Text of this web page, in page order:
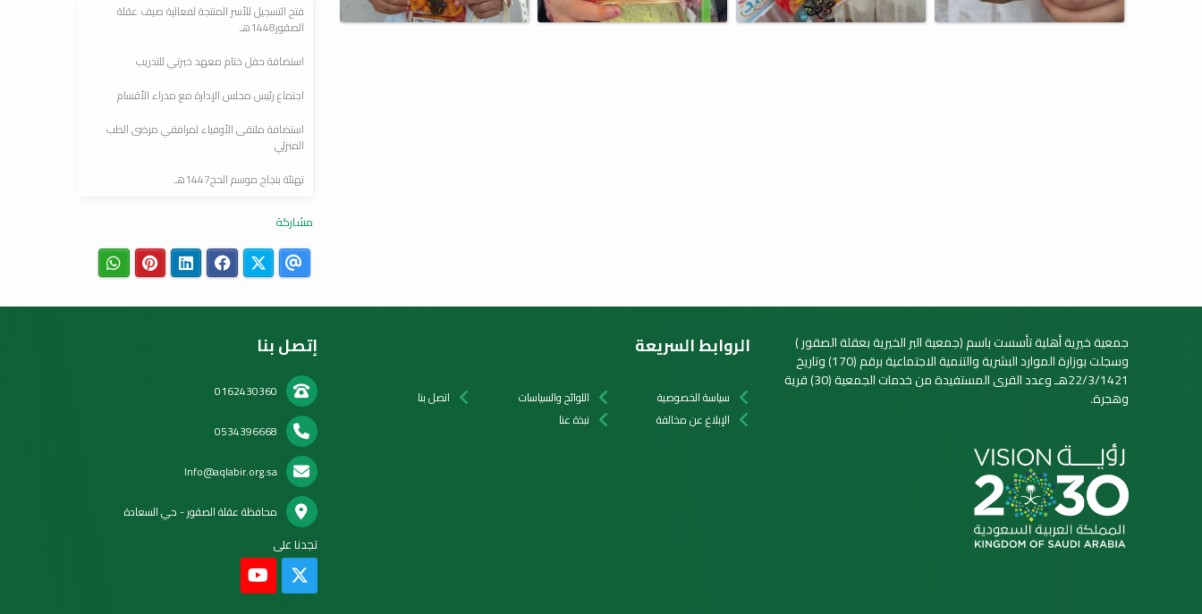
فتح التسجيل للأسر المنتجة لفعالية صيف عقلة
الصقور1448هـ
استضافة حفل ختام معهد خبرتي للتدريب
اجتماع رئيس مجلس الإدارة مع مدراء الأقسام
استضافة ملتقى الأوفياء لمرافقي مرضى الطب
المنزلي
تهنئة بنجاح موسم الحج1447هـ
مشاركة
جمعية خيرية أهلية تأسست باسم (جمعية البر الخيرية بعقلة الصقور )
وسجلت بوزارة الموارد البشرية والتنمية الاجتماعية برقم (170) وتاريخ
22/3/1421هـ وعدد القرى المستفيدة من خدمات الجمعية (30) قرية
وهجرة.
الروابط السريعة
سياسة الخصوصية
الإبلاغ عن مخالفة
اللوائح والسياسات
نبذة عنا
اتصل بنا
إتصل بنا
0162430360
0534396668
Info@aqlabir.org.sa
محافظة عقلة الصقور - حي السعادة
تجدنا على